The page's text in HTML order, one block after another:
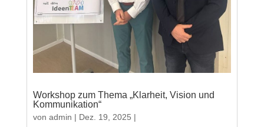
Workshop zum Thema „Klarheit, Vision und
Kommunikation“
von admin | Dez. 19, 2025 |